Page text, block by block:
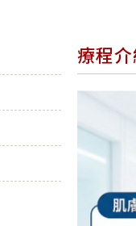
療程